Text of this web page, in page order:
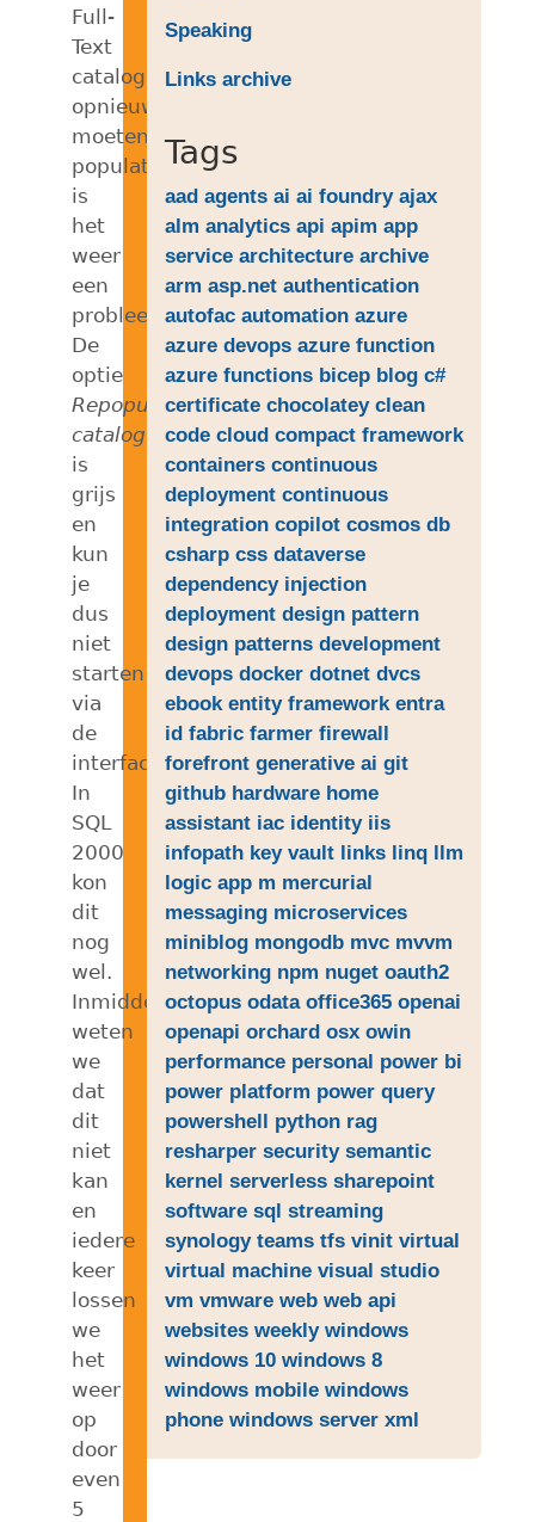
Full-
Text
catalogus
opnieuw
moeten
populaten
is
het
weer
een
probleem.
De
optie
Repopulate
catalog
is
grijs
en
kun
je
dus
niet
starten
via
de
interface.
In
SQL
2000
kon
dit
nog
wel.
Inmiddels
weten
we
dat
dit
niet
kan
en
iedere
keer
lossen
we
het
weer
op
door
even
5
Speaking
Links archive
Tags
aad agents ai ai foundry ajax
alm analytics api apim app
service architecture archive
arm asp.net authentication
autofac automation azure
azure devops azure function
azure functions bicep blog c#
certificate chocolatey clean
code cloud compact framework
containers continuous
deployment continuous
integration copilot cosmos db
csharp css dataverse
dependency injection
deployment design pattern
design patterns development
devops docker dotnet dvcs
ebook entity framework entra
id fabric farmer firewall
forefront generative ai git
github hardware home
assistant iac identity iis
infopath key vault links linq llm
logic app m mercurial
messaging microservices
miniblog mongodb mvc mvvm
networking npm nuget oauth2
octopus odata office365 openai
openapi orchard osx owin
performance personal power bi
power platform power query
powershell python rag
resharper security semantic
kernel serverless sharepoint
software sql streaming
synology teams tfs vinit virtual
virtual machine visual studio
vm vmware web web api
websites weekly windows
windows 10 windows 8
windows mobile windows
phone windows server xml